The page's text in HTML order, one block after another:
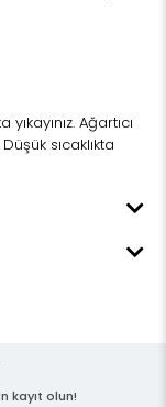
Ağartıcı
sıcaklıkta
kayıt olun!